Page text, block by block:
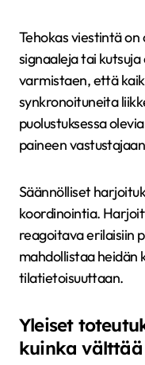
Tehokas viestintä
signaaleja tai
varmistaen, että
synkronoituneita
puolustuksessa
paineen
Säännölliset
koordinointia.
reagoitava erilaisiin
mahdollistaa heidän
tilatietoisuuttaan.
Yleiset
kuinka